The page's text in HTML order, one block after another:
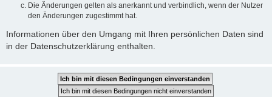
Die Änderungen gelten als anerkannt und verbindlich, wenn der Nutzer
den Änderungen zugestimmt hat.
Informationen über den Umgang mit Ihren persönlichen Daten sind
in der Datenschutzerklärung enthalten.